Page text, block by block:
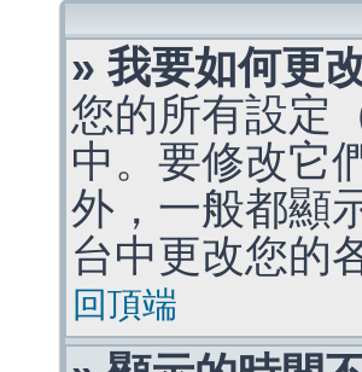
» 我要如何更
您的所有設定
中。要修改它
外，一般都顯
台中更改您的
回頂端